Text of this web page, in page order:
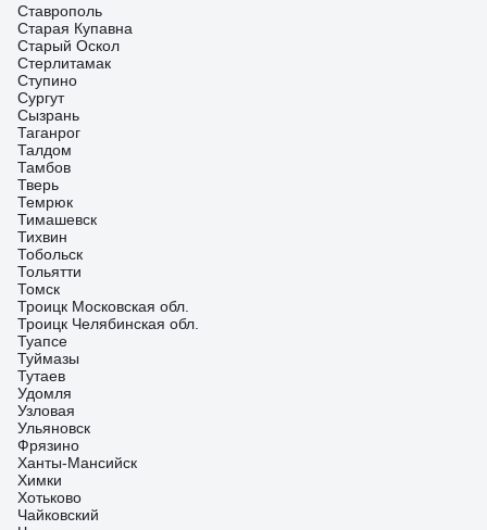
Ставрополь
Старая Купавна
Старый Оскол
Стерлитамак
Ступино
Сургут
Сызрань
Таганрог
Талдом
Тамбов
Тверь
Темрюк
Тимашевск
Тихвин
Тобольск
Тольятти
Томск
Троицк Московская обл.
Троицк Челябинская обл.
Туапсе
Туймазы
Тутаев
Удомля
Узловая
Ульяновск
Фрязино
Ханты-Мансийск
Химки
Хотьково
Чайковский